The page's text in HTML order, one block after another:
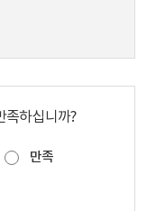
족하십니까?
만족